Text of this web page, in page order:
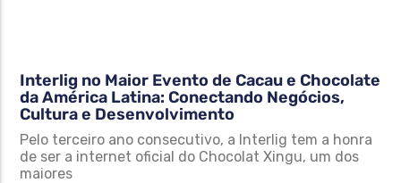
Interlig no Maior Evento de Cacau e Chocolate
da América Latina: Conectando Negócios,
Cultura e Desenvolvimento
Pelo terceiro ano consecutivo, a Interlig tem a honra
de ser a internet oficial do Chocolat Xingu, um dos
maiores